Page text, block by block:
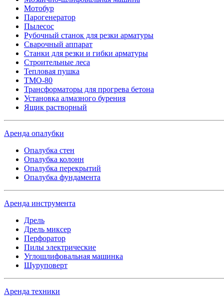
Мотобур
Парогенератор
Пылесос
Рубочный станок для резки арматуры
Сварочный аппарат
Станки для резки и гибки арматуры
Строительные леса
Тепловая пушка
ТМО-80
Трансформаторы для прогрева бетона
Установка алмазного бурения
Ящик растворный
Аренда опалубки
Опалубка стен
Опалубка колонн
Опалубка перекрытий
Опалубка фундамента
Аренда инструмента
Дрель
Дрель миксер
Перфоратор
Пилы электрические
Углошлифовальная машинка
Шуруповерт
Аренда техники